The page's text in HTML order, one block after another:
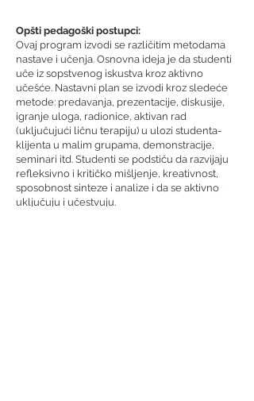
Opšti pedagoški postupci:
Ovaj program izvodi se različitim metodama
nastave i učenja. Osnovna ideja je da studenti
uče iz sopstvenog iskustva kroz aktivno
učešće. Nastavni plan se izvodi kroz sledeće
metode: predavanja, prezentacije, diskusije,
igranje uloga, radionice, aktivan rad
(uključujući ličnu terapiju) u ulozi studenta-
klijenta u malim grupama, demonstracije,
seminari itd. Studenti se podstiču da razvijaju
refleksivno i kritičko mišljenje, kreativnost,
sposobnost sinteze i analize i da se aktivno
uključuju i učestvuju.